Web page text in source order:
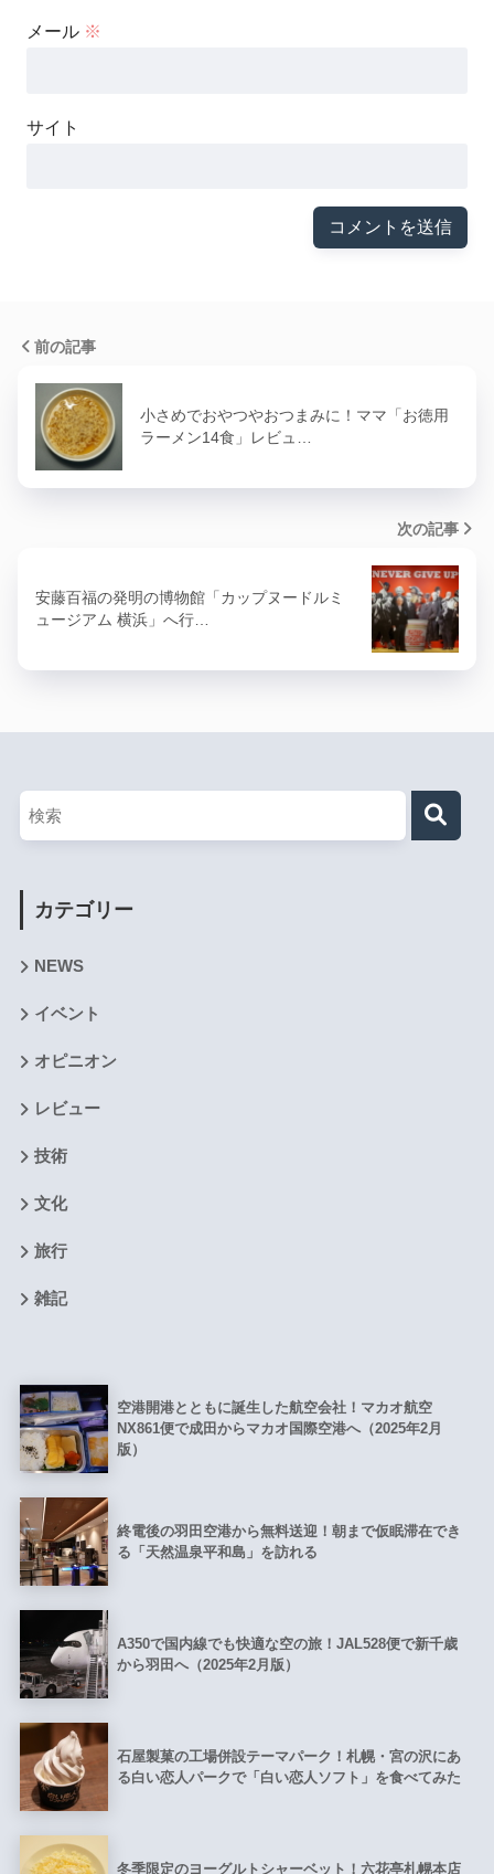
メール ※
サイト
前の記事
小さめでおやつやおつまみに！ママ「お徳用
ラーメン14食」レビュ…
次の記事
安藤百福の発明の博物館「カップヌードルミ
ュージアム 横浜」へ行…
カテゴリー
NEWS
イベント
オピニオン
レビュー
技術
文化
旅行
雑記
空港開港とともに誕生した航空会社！マカオ航空
NX861便で成田からマカオ国際空港へ（2025年2月
版）
終電後の羽田空港から無料送迎！朝まで仮眠滞在でき
る「天然温泉平和島」を訪れる
A350で国内線でも快適な空の旅！JAL528便で新千歳
から羽田へ（2025年2月版）
石屋製菓の工場併設テーマパーク！札幌・宮の沢にあ
る白い恋人パークで「白い恋人ソフト」を食べてみた
冬季限定のヨーグルトシャーベット！六花亭札幌本店